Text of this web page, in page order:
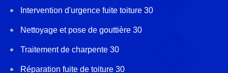
Intervention d'urgence fuite toiture 30
Nettoyage et pose de gouttière 30
Traitement de charpente 30
Réparation fuite de toiture 30